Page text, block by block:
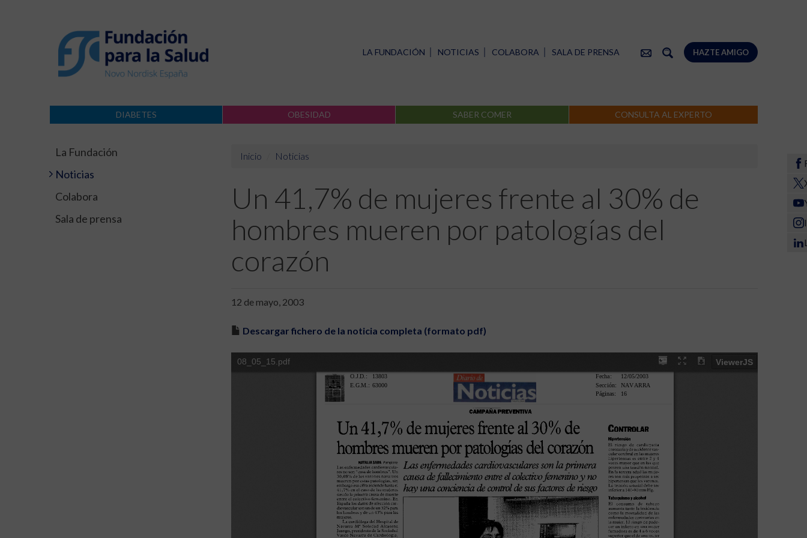
HAZTE AMIGO
LA FUNDACIÓN NOTICIAS COLABORA SALA DE PRENSA
DIABETES OBESIDAD SABER COMER CONSULTA AL EXPERTO
La Fundación
Noticias
Colabora
Sala de prensa
Inicio Noticias
Un 41,7% de mujeres frente al 30% de
hombres mueren por patologías del
corazón
12 de mayo, 2003
Descargar fichero de la noticia completa (formato pdf)